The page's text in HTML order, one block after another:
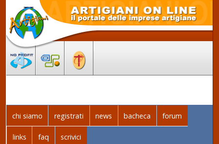
chi siamo registrati news bacheca forum
links faq scrivici